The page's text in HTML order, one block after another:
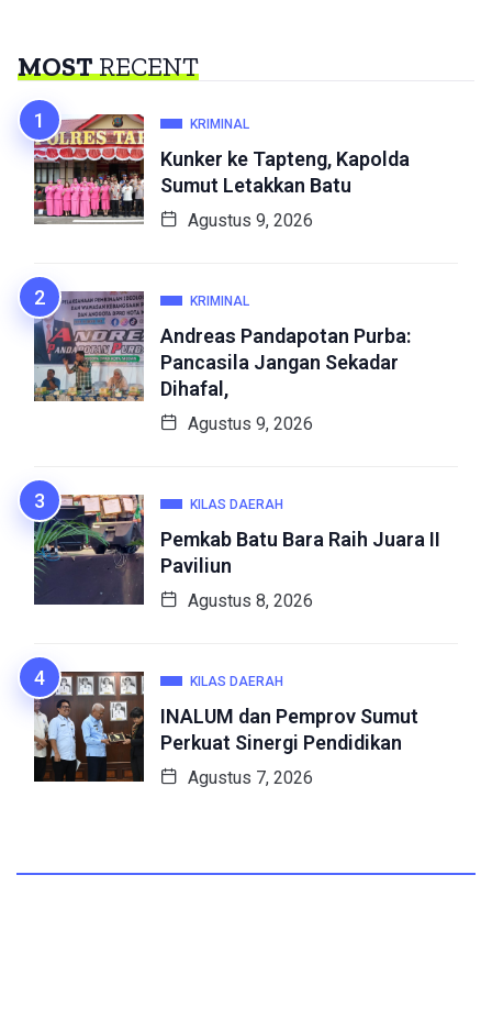
MOSTRECENT
KRIMINAL
Kunker ke Tapteng, Kapolda
Sumut Letakkan Batu
Agustus 9, 2026
KRIMINAL
Andreas Pandapotan Purba:
Pancasila Jangan Sekadar
Dihafal,
Agustus 9, 2026
KILAS DAERAH
Pemkab Batu Bara Raih Juara II
Paviliun
Agustus 8, 2026
KILAS DAERAH
INALUM dan Pemprov Sumut
Perkuat Sinergi Pendidikan
Agustus 7, 2026